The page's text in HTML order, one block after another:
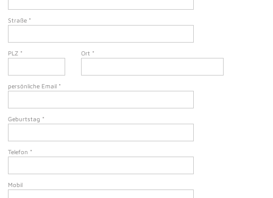
Straße *
PLZ * Ort *
persönliche Email *
Geburtstag *
Telefon *
Mobil